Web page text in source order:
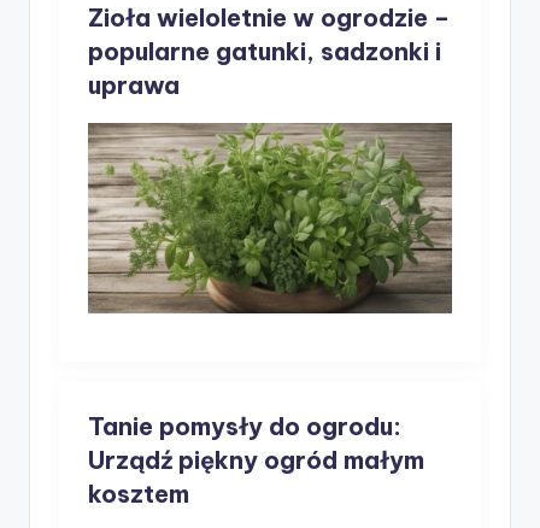
Zioła wieloletnie w ogrodzie –
popularne gatunki, sadzonki i
uprawa
Tanie pomysły do ogrodu:
Urządź piękny ogród małym
kosztem